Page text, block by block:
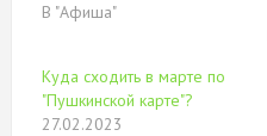
В "Афиша"
Куда сходить в марте по
"Пушкинской карте"?
27.02.2023